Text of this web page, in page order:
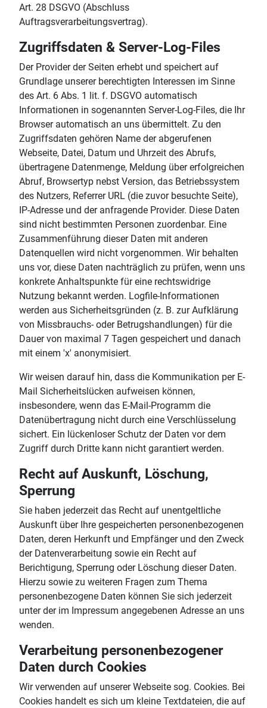
Art. 28 DSGVO (Abschluss
Auftragsverarbeitungsvertrag).
Zugriffsdaten & Server-Log-Files
Der Provider der Seiten erhebt und speichert auf
Grundlage unserer berechtigten Interessen im Sinne
des Art. 6 Abs. 1 lit. f. DSGVO automatisch
Informationen in sogenannten Server-Log-Files, die Ihr
Browser automatisch an uns übermittelt. Zu den
Zugriffsdaten gehören Name der abgerufenen
Webseite, Datei, Datum und Uhrzeit des Abrufs,
übertragene Datenmenge, Meldung über erfolgreichen
Abruf, Browsertyp nebst Version, das Betriebssystem
des Nutzers, Referrer URL (die zuvor besuchte Seite),
IP-Adresse und der anfragende Provider. Diese Daten
sind nicht bestimmten Personen zuordenbar. Eine
Zusammenführung dieser Daten mit anderen
Datenquellen wird nicht vorgenommen. Wir behalten
uns vor, diese Daten nachträglich zu prüfen, wenn uns
konkrete Anhaltspunkte für eine rechtswidrige
Nutzung bekannt werden. Logfile-Informationen
werden aus Sicherheitsgründen (z. B. zur Aufklärung
von Missbrauchs- oder Betrugshandlungen) für die
Dauer von maximal 7 Tagen gespeichert und danach
mit einem 'x' anonymisiert.
Wir weisen darauf hin, dass die Kommunikation per E-
Mail Sicherheitslücken aufweisen können,
insbesondere, wenn das E-Mail-Programm die
Datenübertragung nicht durch eine Verschlüsselung
sichert. Ein lückenloser Schutz der Daten vor dem
Zugriff durch Dritte kann nicht garantiert werden.
Recht auf Auskunft, Löschung,
Sperrung
Sie haben jederzeit das Recht auf unentgeltliche
Auskunft über Ihre gespeicherten personenbezogenen
Daten, deren Herkunft und Empfänger und den Zweck
der Datenverarbeitung sowie ein Recht auf
Berichtigung, Sperrung oder Löschung dieser Daten.
Hierzu sowie zu weiteren Fragen zum Thema
personenbezogene Daten können Sie sich jederzeit
unter der im Impressum angegebenen Adresse an uns
wenden.
Verarbeitung personenbezogener
Daten durch Cookies
Wir verwenden auf unserer Webseite sog. Cookies. Bei
Cookies handelt es sich um kleine Textdateien, die auf